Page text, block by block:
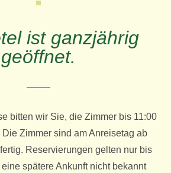
ist ganzjährig
geöffnet.
bitten wir Sie, die Zimmer bis 11:00
Zimmer sind am Anreisetag ab
Reservierungen gelten nur bis
spätere Ankunft nicht bekannt